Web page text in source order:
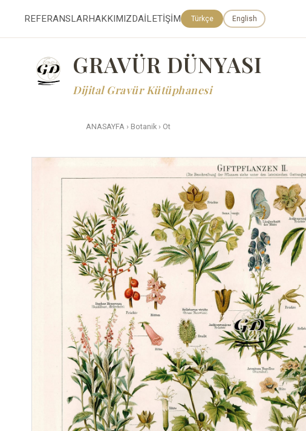
REFERANSLARHAKKIMIZDAİLETİŞİM Türkçe English
GRAVÜR DÜNYASI
Dijital Gravür Kütüphanesi
ANASAYFA › Botanik › Ot